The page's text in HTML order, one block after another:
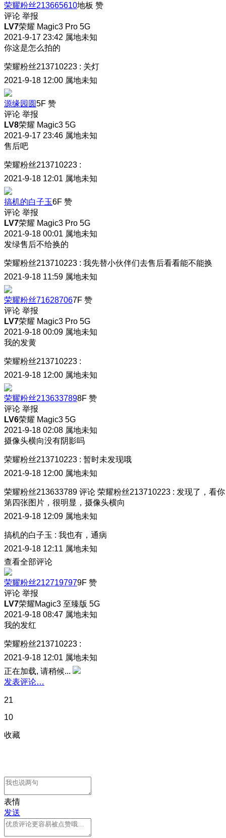
荣耀粉丝213665610地板 赞
评论 举报
LV7荣耀 Magic3 Pro 5G
2021-9-17 23:42 属地未知
你这是怎么拍的
荣耀粉丝213710223 : 关灯
2021-9-18 12:00 属地未知
源缘园圆5F 赞
评论 举报
LV8荣耀 Magic3 5G
2021-9-17 23:46 属地未知
售后吧
荣耀粉丝213710223 :
2021-9-18 12:01 属地未知
搞机的白子玉6F 赞
评论 举报
LV7荣耀 Magic3 Pro 5G
2021-9-18 00:01 属地未知
发绿售后不给换的
荣耀粉丝213710223 : 我先替小伙伴们去售后看看能不能换
2021-9-18 11:59 属地未知
荣耀粉丝716287067F 赞
评论 举报
LV7荣耀 Magic3 Pro 5G
2021-9-18 00:09 属地未知
我的发黄
荣耀粉丝213710223 :
2021-9-18 12:00 属地未知
荣耀粉丝2136337898F 赞
评论 举报
LV6荣耀 Magic3 5G
2021-9-18 02:08 属地未知
摄像头横向没有阴影吗
荣耀粉丝213710223 : 暂时未发现哦
2021-9-18 12:00 属地未知
荣耀粉丝213633789 评论 荣耀粉丝213710223 : 发现了，看你
第四张图片，很明显，摄像头横向
2021-9-18 12:09 属地未知
搞机的白子玉 : 我也有，通病
2021-9-18 12:11 属地未知
查看全部评论
荣耀粉丝2127197979F 赞
评论 举报
LV7荣耀Magic3 至臻版 5G
2021-9-18 08:47 属地未知
我的发红
荣耀粉丝213710223 :
2021-9-18 12:01 属地未知
正在加载, 请稍候...
发表评论…
21
10
收藏
表情
发送